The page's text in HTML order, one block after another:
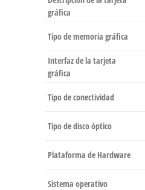
gráfica
Tipo de memoria gráfica
Interfaz de la tarjeta
gráfica
Tipo de conectividad
Tipo de disco óptico
Plataforma de Hardware
Sistema operativo